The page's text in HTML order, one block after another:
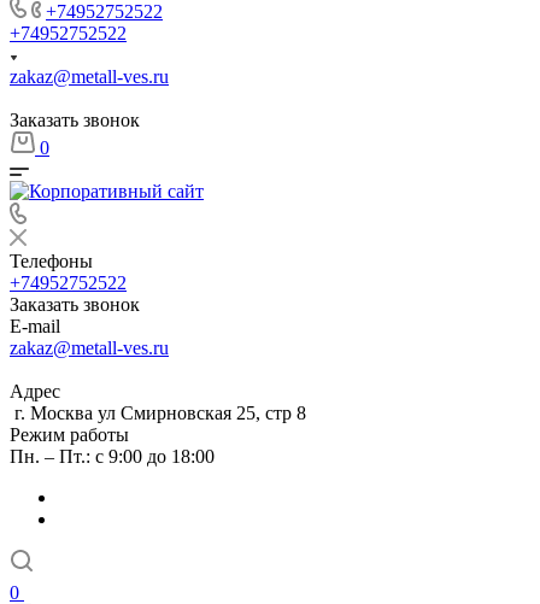
+74952752522
+74952752522
zakaz@metall-ves.ru
Заказать звонок
0
Телефоны
+74952752522
Заказать звонок
E-mail
zakaz@metall-ves.ru
Адрес
г. Москва ул Смирновская 25, стр 8
Режим работы
Пн. – Пт.: с 9:00 до 18:00
0